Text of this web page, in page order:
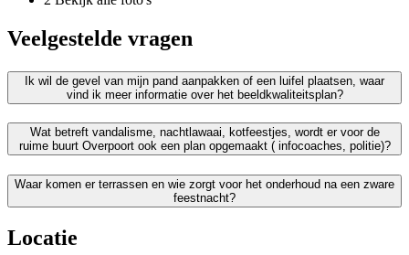
Veelgestelde vragen
Ik wil de gevel van mijn pand aanpakken of een luifel plaatsen, waar
vind ik meer informatie over het beeldkwaliteitsplan?
Wat betreft vandalisme, nachtlawaai, kotfeestjes, wordt er voor de
ruime buurt Overpoort ook een plan opgemaakt ( infocoaches, politie)?
Waar komen er terrassen en wie zorgt voor het onderhoud na een zware
feestnacht?
Locatie